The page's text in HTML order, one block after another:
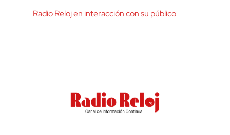
Radio Reloj en interacción con su público